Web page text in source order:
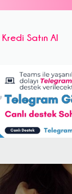
Kredi Satın Al